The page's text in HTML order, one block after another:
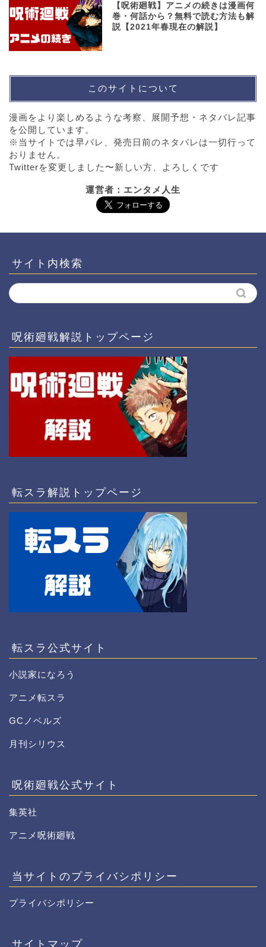
【呪術廻戦】アニメの続きは漫画何
巻・何話から？無料で読む方法も解
説【2021年春現在の解説】
このサイトについて
漫画をより楽しめるような考察、展開予想・ネタバレ記事
を公開しています。
※当サイトでは早バレ、発売日前のネタバレは一切行って
おりません。
Twitterを変更しました〜新しい方、よろしくです
運営者：エンタメ人生
サイト内検索
呪術廻戦解説トップページ
転スラ解説トップページ
転スラ公式サイト
小説家になろう
アニメ転スラ
GCノベルズ
月刊シリウス
呪術廻戦公式サイト
集英社
アニメ呪術廻戦
当サイトのプライバシポリシー
プライバシポリシー
サイトマップ